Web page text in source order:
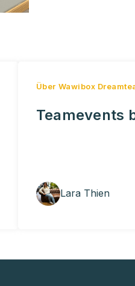
Über Wawibox
Teamevents
Lara Thien